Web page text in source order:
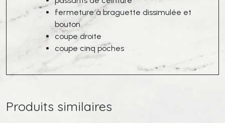
fermeture à braguette dissimulée et
bouton
coupe droite
coupe cinq poches
Produits similaires